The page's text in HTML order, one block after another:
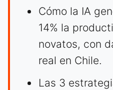
Cómo la IA
14% la
novatos, con
real en Chile.
Las 3